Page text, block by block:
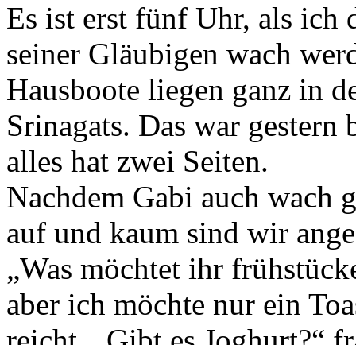
Es ist erst fünf Uhr, als ich
seiner Gläubigen wach
Hausboote liegen ganz in
Srinagats. Das war
alles hat zwei Seiten.
Nachdem Gabi auch wach
auf und kaum sind wir
„Was möchtet ihr
aber ich möchte nur ein